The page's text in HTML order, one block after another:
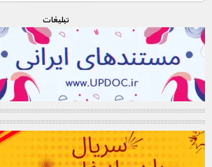
تبليغات